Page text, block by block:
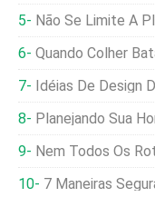
Não Se Limite A
Quando Colher
Idéias De Design
Planejando Sua
Nem Todos Os
7 Maneiras